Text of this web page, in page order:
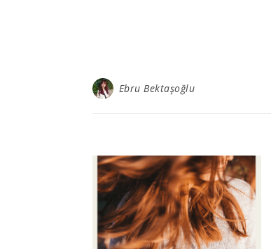
Ebru Bektaşoğlu